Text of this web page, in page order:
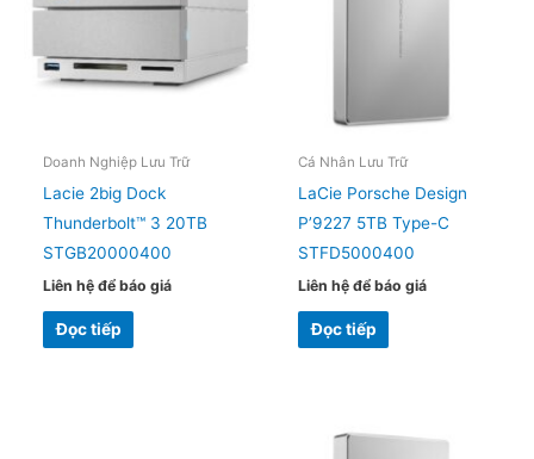
Doanh Nghiệp Lưu Trữ
Lacie 2big Dock
Thunderbolt™ 3 20TB
STGB20000400
Liên hệ để báo giá
Đọc tiếp
Cá Nhân Lưu Trữ
LaCie Porsche Design
P’9227 5TB Type-C
STFD5000400
Liên hệ để báo giá
Đọc tiếp